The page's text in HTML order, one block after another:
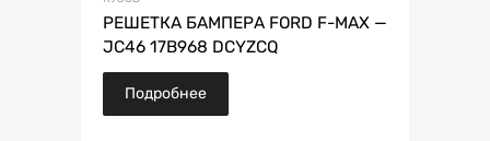
РЕШЕТКА БАМПЕРА FORD F-MAX —
JC46 17B968 DCYZCQ
Подробнее